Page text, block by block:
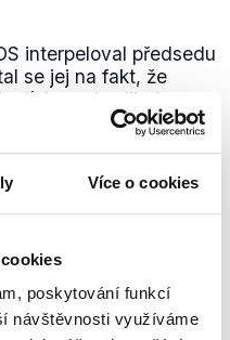
Více o cookies
poskytování funkcí
návštěvnosti využíváme
interpeloval předsedu
se jej na fakt, že
a zde slibuje
odmítl...